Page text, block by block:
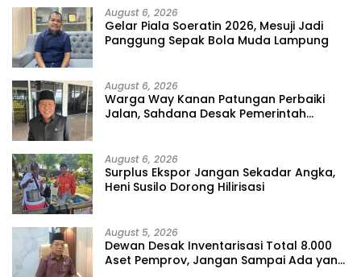
August 6, 2026
Gelar Piala Soeratin 2026, Mesuji Jadi
Panggung Sepak Bola Muda Lampung
August 6, 2026
Warga Way Kanan Patungan Perbaiki
Jalan, Sahdana Desak Pemerintah
August 6, 2026
Surplus Ekspor Jangan Sekadar Angka,
Heni Susilo Dorong Hilirisasi
August 5, 2026
Dewan Desak Inventarisasi Total 8.000
Aset Pemprov, Jangan Sampai Ada yang